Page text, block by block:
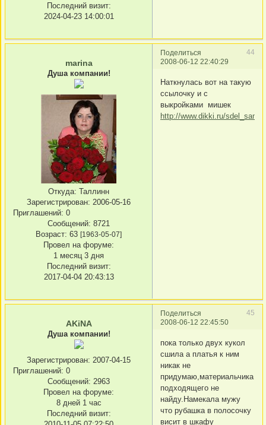
Последний визит:
2024-04-23 14:00:01
Поделиться
44
2008-06-12 22:40:29
marina
Душа компании!
Откуда: Таллинн
Зарегистрирован: 2006-05-16
Приглашений: 0
Сообщений: 8721
Возраст: 63 [1963-05-07]
Провел на форуме:
1 месяц 3 дня
Последний визит:
2017-04-04 20:43:13
Наткнулась вот на такую
ссылочку и с
выкройками мишек
http://www.dikki.ru/
Поделиться
45
2008-06-12 22:45:50
AKiNA
Душа компании!
Зарегистрирован: 2007-04-15
Приглашений: 0
Сообщений: 2963
Провел на форуме:
8 дней 1 час
Последний визит:
пока только двух кукол
сшила а платья к ним
никак не
придумаю,материальчика
подходящего не
найду.Намекала мужу
что рубашка в полосочку
висит в шкафу